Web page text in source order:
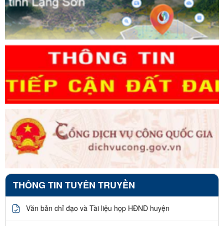
THÔNG TIN TUYÊN TRUYỀN
Văn bản chỉ đạo và Tài liệu họp HĐND huyện